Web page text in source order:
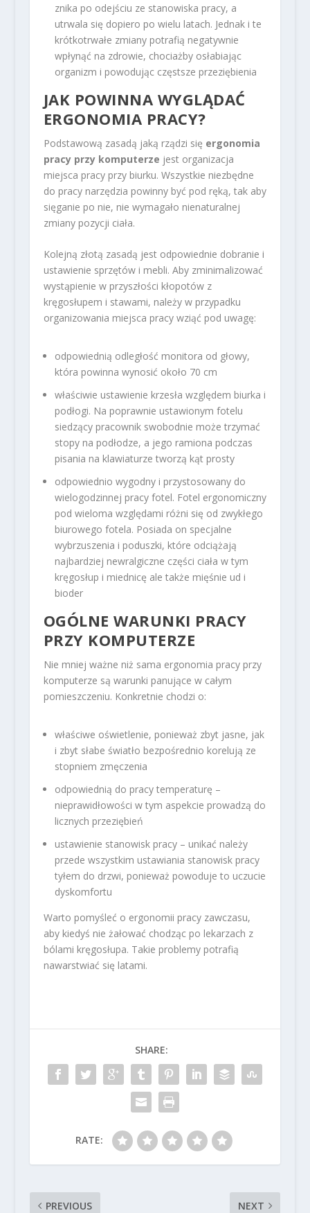
znika po odejściu ze stanowiska pracy, a
utrwala się dopiero po wielu latach. Jednak i te
krótkotrwałe zmiany potrafią negatywnie
wpłynąć na zdrowie, chociażby osłabiając
organizm i powodując częstsze przeziębienia
JAK POWINNA WYGLĄDAĆ
ERGONOMIA PRACY?
Podstawową zasadą jaką rządzi się ergonomia
pracy przy komputerze jest organizacja
miejsca pracy przy biurku. Wszystkie niezbędne
do pracy narzędzia powinny być pod ręką, tak aby
sięganie po nie, nie wymagało nienaturalnej
zmiany pozycji ciała.
Kolejną złotą zasadą jest odpowiednie dobranie i
ustawienie sprzętów i mebli. Aby zminimalizować
wystąpienie w przyszłości kłopotów z
kręgosłupem i stawami, należy w przypadku
organizowania miejsca pracy wziąć pod uwagę:
odpowiednią odległość monitora od głowy,
która powinna wynosić około 70 cm
właściwie ustawienie krzesła względem biurka i
podłogi. Na poprawnie ustawionym fotelu
siedzący pracownik swobodnie może trzymać
stopy na podłodze, a jego ramiona podczas
pisania na klawiaturze tworzą kąt prosty
odpowiednio wygodny i przystosowany do
wielogodzinnej pracy fotel. Fotel ergonomiczny
pod wieloma względami różni się od zwykłego
biurowego fotela. Posiada on specjalne
wybrzuszenia i poduszki, które odciążają
najbardziej newralgiczne części ciała w tym
kręgosłup i miednicę ale także mięśnie ud i
bioder
OGÓLNE WARUNKI PRACY
PRZY KOMPUTERZE
Nie mniej ważne niż sama ergonomia pracy przy
komputerze są warunki panujące w całym
pomieszczeniu. Konkretnie chodzi o:
właściwe oświetlenie, ponieważ zbyt jasne, jak
i zbyt słabe światło bezpośrednio korelują ze
stopniem zmęczenia
odpowiednią do pracy temperaturę –
nieprawidłowości w tym aspekcie prowadzą do
licznych przeziębień
ustawienie stanowisk pracy – unikać należy
przede wszystkim ustawiania stanowisk pracy
tyłem do drzwi, ponieważ powoduje to uczucie
dyskomfortu
Warto pomyśleć o ergonomii pracy zawczasu,
aby kiedyś nie żałować chodząc po lekarzach z
bólami kręgosłupa. Takie problemy potrafią
nawarstwiać się latami.
SHARE:
RATE:
PREVIOUS NEXT